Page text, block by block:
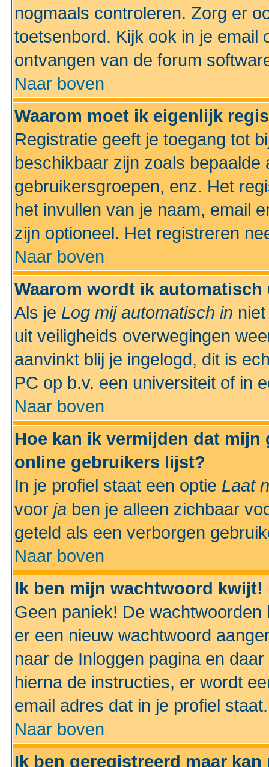
nogmaals controleren. Zorg er
toetsenbord. Kijk ook in je email
ontvangen van de forum
Naar boven
Waarom moet ik eigenlijk
Registratie geeft je toegang tot
beschikbaar zijn zoals
gebruikersgroepen, enz. Het
het invullen van je naam, email
zijn optioneel. Het registreren
Naar boven
Waarom wordt ik
Als je Log mij automatisch in
uit veiligheids overwegingen
aanvinkt blij je ingelogd, dit is
PC op b.v. een universiteit of in
Naar boven
Hoe kan ik vermijden dat
online gebruikers lijst?
In je profiel staat een optie Laat
voor ja ben je alleen zichbaar
geteld als een verborgen
Naar boven
Ik ben mijn wachtwoord kwijt!
Geen paniek! De
er een nieuw wachtwoord
naar de Inloggen pagina en
hierna de instructies, er wordt
email adres dat in je profiel staat.
Naar boven
Ik ben geregistreerd maar